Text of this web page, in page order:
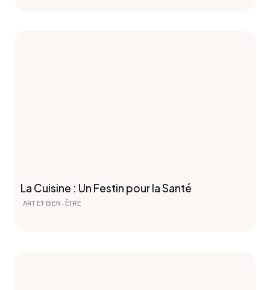
La Cuisine : Un Festin pour la Santé
ART ET BIEN-ÊTRE